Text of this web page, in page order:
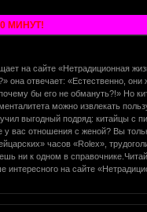
МИНУТ!
на сайте «Нетрадиционная
она отвечает: «Естественно,
бы его не обмануть?!» Но
можно извлекать
выгодный подряд: китайцы с
у вас отношения с женой? Вы
часов «Rolex»,
ни к одном в
интересного на сайте